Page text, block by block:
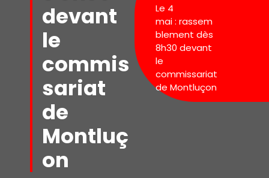
devant
le
commis
sariat
de
Montluç
on
Le 4
mai : rassem
blement dès
8h30 devant
le
commissariat
de Montluçon